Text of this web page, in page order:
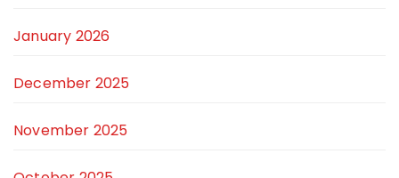
January 2026
December 2025
November 2025